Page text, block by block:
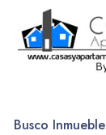
Busco Inmueble